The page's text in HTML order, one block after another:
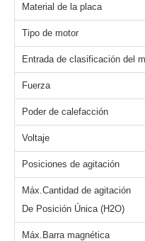
Material de la placa
Tipo de motor
Entrada de clasificación del
Fuerza
Poder de calefacción
Voltaje
Posiciones de agitación
Máx.Cantidad de agitación
De Posición Única (H2O)
Máx.Barra magnética